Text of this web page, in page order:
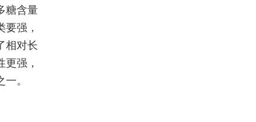
糖含量
强，
相对长
强，
。